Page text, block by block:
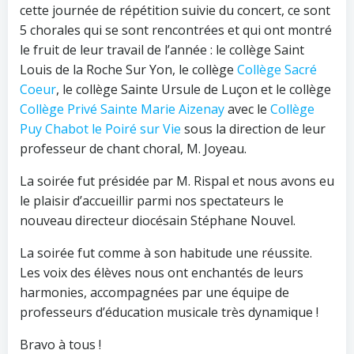
cette journée de répétition suivie du concert, ce sont
5 chorales qui se sont rencontrées et qui ont montré
le fruit de leur travail de l’année : le collège Saint
Louis de la Roche Sur Yon, le collège Collège Sacré
Coeur, le collège Sainte Ursule de Luçon et le collège
Collège Privé Sainte Marie Aizenayavec le Collège
Puy Chabot le Poiré sur Vie sous la direction de leur
professeur de chant choral, M. Joyeau.
La soirée fut présidée par M. Rispal et nous avons eu
le plaisir d’accueillir parmi nos spectateurs le
nouveau directeur diocésain Stéphane Nouvel.
La soirée fut comme à son habitude une réussite.
Les voix des élèves nous ont enchantés de leurs
harmonies, accompagnées par une équipe de
professeurs d’éducation musicale très dynamique !
Bravo à tous !